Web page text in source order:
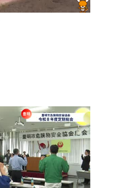
にともないメ
ます。
の画面が「メン
用いただけませ
が、ご了承の程
。